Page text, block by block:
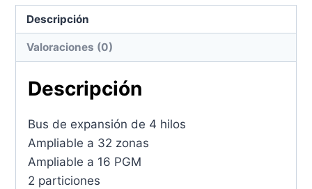
Descripción
Valoraciones (0)
Descripción
Bus de expansión de 4 hilos
Ampliable a 32 zonas
Ampliable a 16 PGM
2 particiones